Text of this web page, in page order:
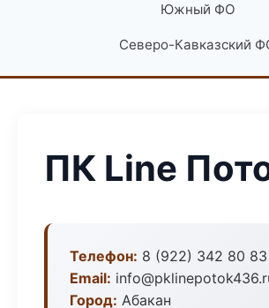
Южный ФО
Северо-Кавказский
ПК Line
Телефон: 8 (922) 342 80 83
Email:
Город: Абакан